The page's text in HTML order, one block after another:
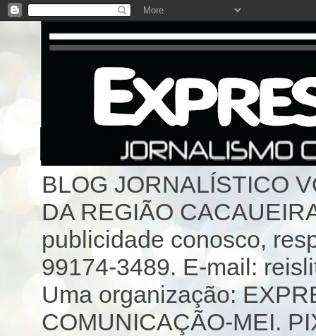
BLOG JORNALÍSTICO
DA REGIÃO
publicidade conosco,
99174-3489. E-mail:
Uma organização:
COMUNICAÇÃO-MEI.